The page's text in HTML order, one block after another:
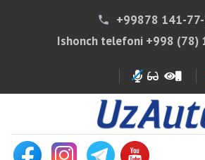
phone
+99878 141-
Ishonch telefoni +998 (78)